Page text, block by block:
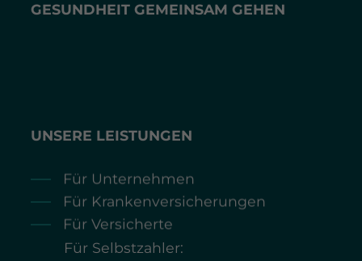
GESUNDHEIT GEMEINSAM GEHEN
UNSERE LEISTUNGEN
Für Unternehmen
Für Krankenversicherungen
Für Versicherte
Für Selbstzahler: